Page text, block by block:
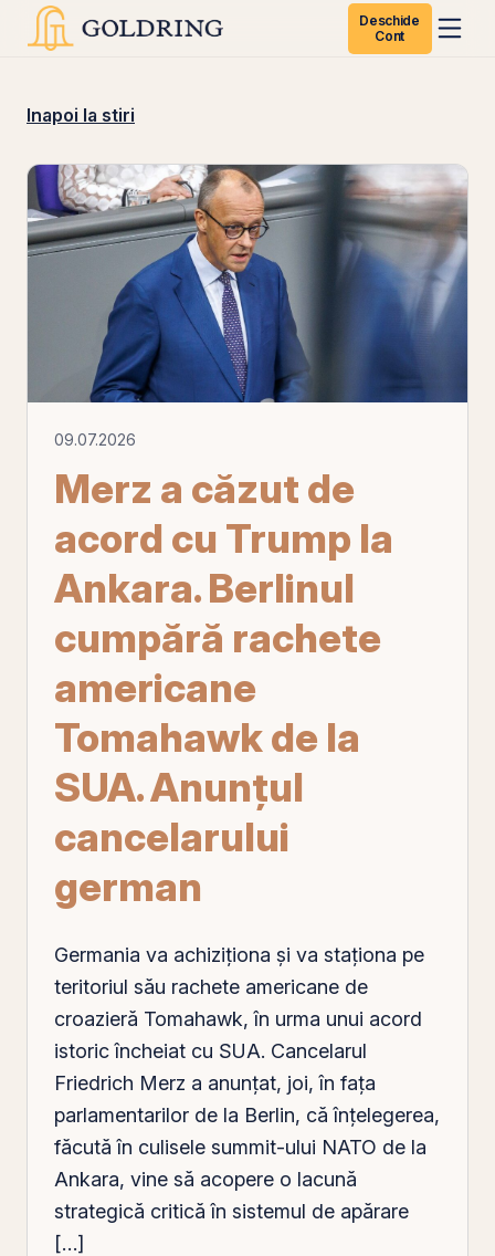
Deschide
Cont
Inapoi la stiri
09.07.2026
Merz a căzut de
acord cu Trump la
Ankara. Berlinul
cumpără rachete
americane
Tomahawk de la
SUA. Anunțul
cancelarului
german
Germania va achiziționa și va staționa pe
teritoriul său rachete americane de
croazieră Tomahawk, în urma unui acord
istoric încheiat cu SUA. Cancelarul
Friedrich Merz a anunțat, joi, în fața
parlamentarilor de la Berlin, că înțelegerea,
făcută în culisele summit-ului NATO de la
Ankara, vine să acopere o lacună
strategică critică în sistemul de apărare
[…]